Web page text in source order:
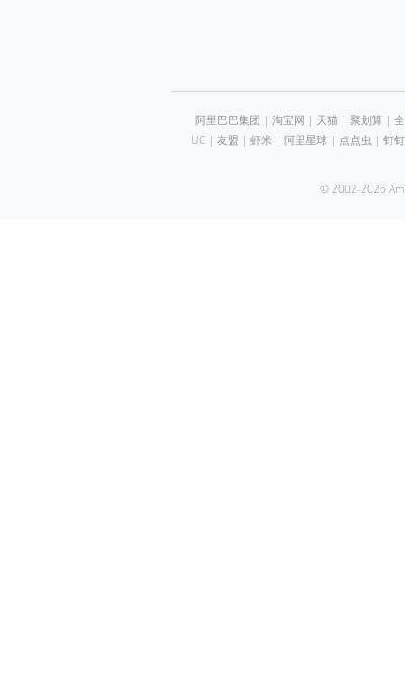
阿里巴巴集团 | 淘宝网 | 天猫| 聚划算 |
UC| 友盟 | 虾米 | 阿里星球| 点点虫 | 钉钉
© 2002-2026